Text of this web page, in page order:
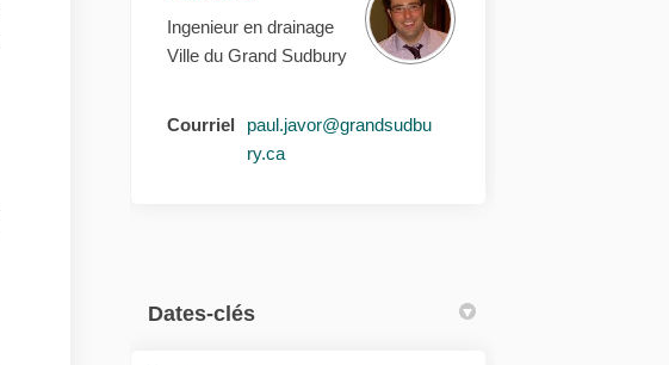
Ingenieur en drainage
Ville du Grand Sudbury
Courriel
paul.javor@grandsudbu
ry.ca(Liens externes)
Dates-clés